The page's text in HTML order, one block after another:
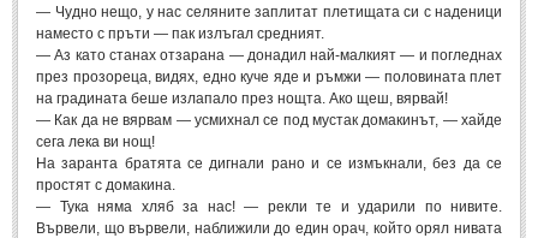
Баба Марта (4)
Свети Валентин (19)
Нова Година
Коледа (8)
Сватбa (2)
SMS-И
— Чудно нещо, у нас селяните заплитат плетищата си с наденици
наместо с пръти — пак излъгал средният.
— Аз като станах отзарана — донадил най-малкият — и погледнах
през прозореца, видях, едно куче яде и ръмжи — половината плет
на градината беше излапало през нощта. Ако щеш, вярвай!
— Как да не вярвам — усмихнал се под мустак домакинът, — хайде
сега лека ви нощ!
На заранта братята се дигнали рано и се измъкнали, без да се
простят с домакина.
— Тука няма хляб за нас! — рекли те и ударили по нивите.
Вървели, що вървели, наближили до един орач, който орял нивата